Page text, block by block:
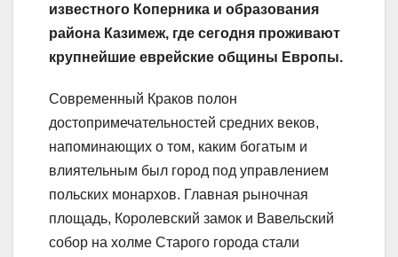
известного Коперника и образования
района Казимеж, где сегодня проживают
крупнейшие еврейские общины Европы.
Современный Краков полон
достопримечательностей средних веков,
напоминающих о том, каким богатым и
влиятельным был город под управлением
польских монархов. Главная рыночная
площадь, Королевский замок и Вавельский
собор на холме Старого города стали